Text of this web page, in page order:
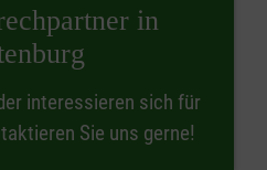
in
interessieren sich für
Sie uns gerne!